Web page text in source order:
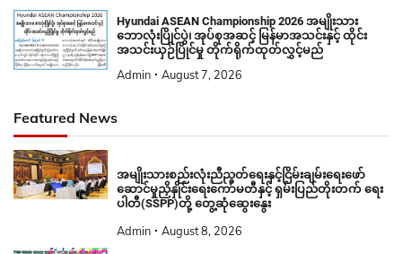
Hyundai ASEAN Championship 2026 အမျိုးသား
ဘောလုံးပြိုင်ပွဲ၊ အုပ်စုအဆင့် မြန်မာအသင်းနှင့် ထိုင်း
အသင်းယှဉ်ပြိုင်မှု တိုက်ရိုက်ထုတ်လွှင့်မည်
Admin August 7, 2026
Featured News
အမျိုးသားစည်းလုံးညီညွတ်ရေးနှင့်ငြိမ်းချမ်းရေးဖော်
ဆောင်မှုညှိနှိုင်းရေးကော်မတီနှင့် ရှမ်းပြည်တိုးတက် ရေး
ပါတီ(SSPP)တို့ တွေ့ဆုံဆွေးနွေး
Admin August 8, 2026